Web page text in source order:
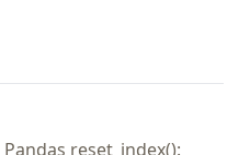
Pandas reset_index():